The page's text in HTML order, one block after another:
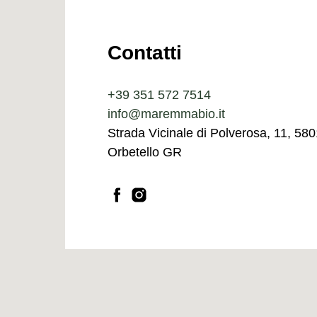
Contatti
+39 351 572 7514
info@maremmabio.it
Strada Vicinale di Polverosa, 11,
Orbetello GR